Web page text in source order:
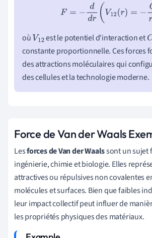
−d r (V12 (r)= −C
où V12est le potentiel d'interaction etC
constante proportionnelle. Ces forces
des attractions moléculaires qui
des cellules et la technologie moderne.
Force de Van der Waals
Lesforces de Van der Waalssont un sujet
ingénierie, chimie et biologie. Elles
attractives ou répulsives non covalentes
molécules et surfaces. Bien que faibles
leur impact collectif peut influer de
les propriétés physiques des matériaux.